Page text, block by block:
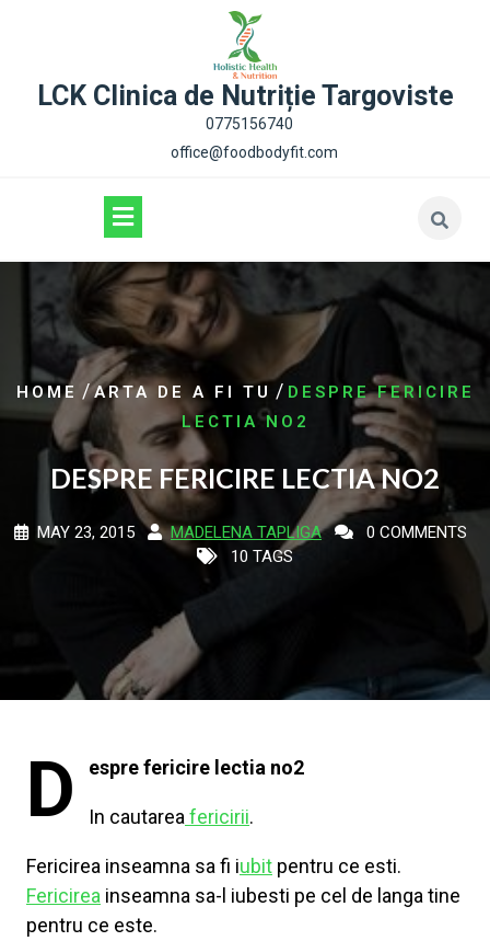
LCK Clinica de Nutriție Targoviste
0775156740
office@foodbodyfit.com
HOME /ARTA DE A FI TU / DESPRE FERICIRE
LECTIA NO2
DESPRE FERICIRE LECTIA NO2
MAY 23, 2015 MADELENA TAPLIGA
0 COMMENTS
10 TAGS
D espre fericire lectia no2
In cautarea fericirii.
Fericirea inseamna sa fi iubit pentru ce esti.
Fericirea inseamna sa-l iubesti pe cel de langa tine
pentru ce este.